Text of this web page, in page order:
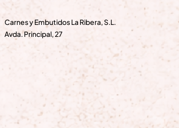
Carnes y Embutidos La Ribera, S.L.
Avda. Principal, 27